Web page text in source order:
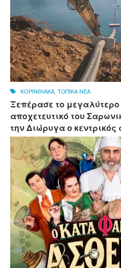
ΚΟΡΙΝΘΙΑΚΑ, ΤΟΠΙΚΑ ΝΕΑ
Ξεπέρασε το μεγαλύτερο
αποχετευτικό του
την Διώρυγα ο κεντρικός